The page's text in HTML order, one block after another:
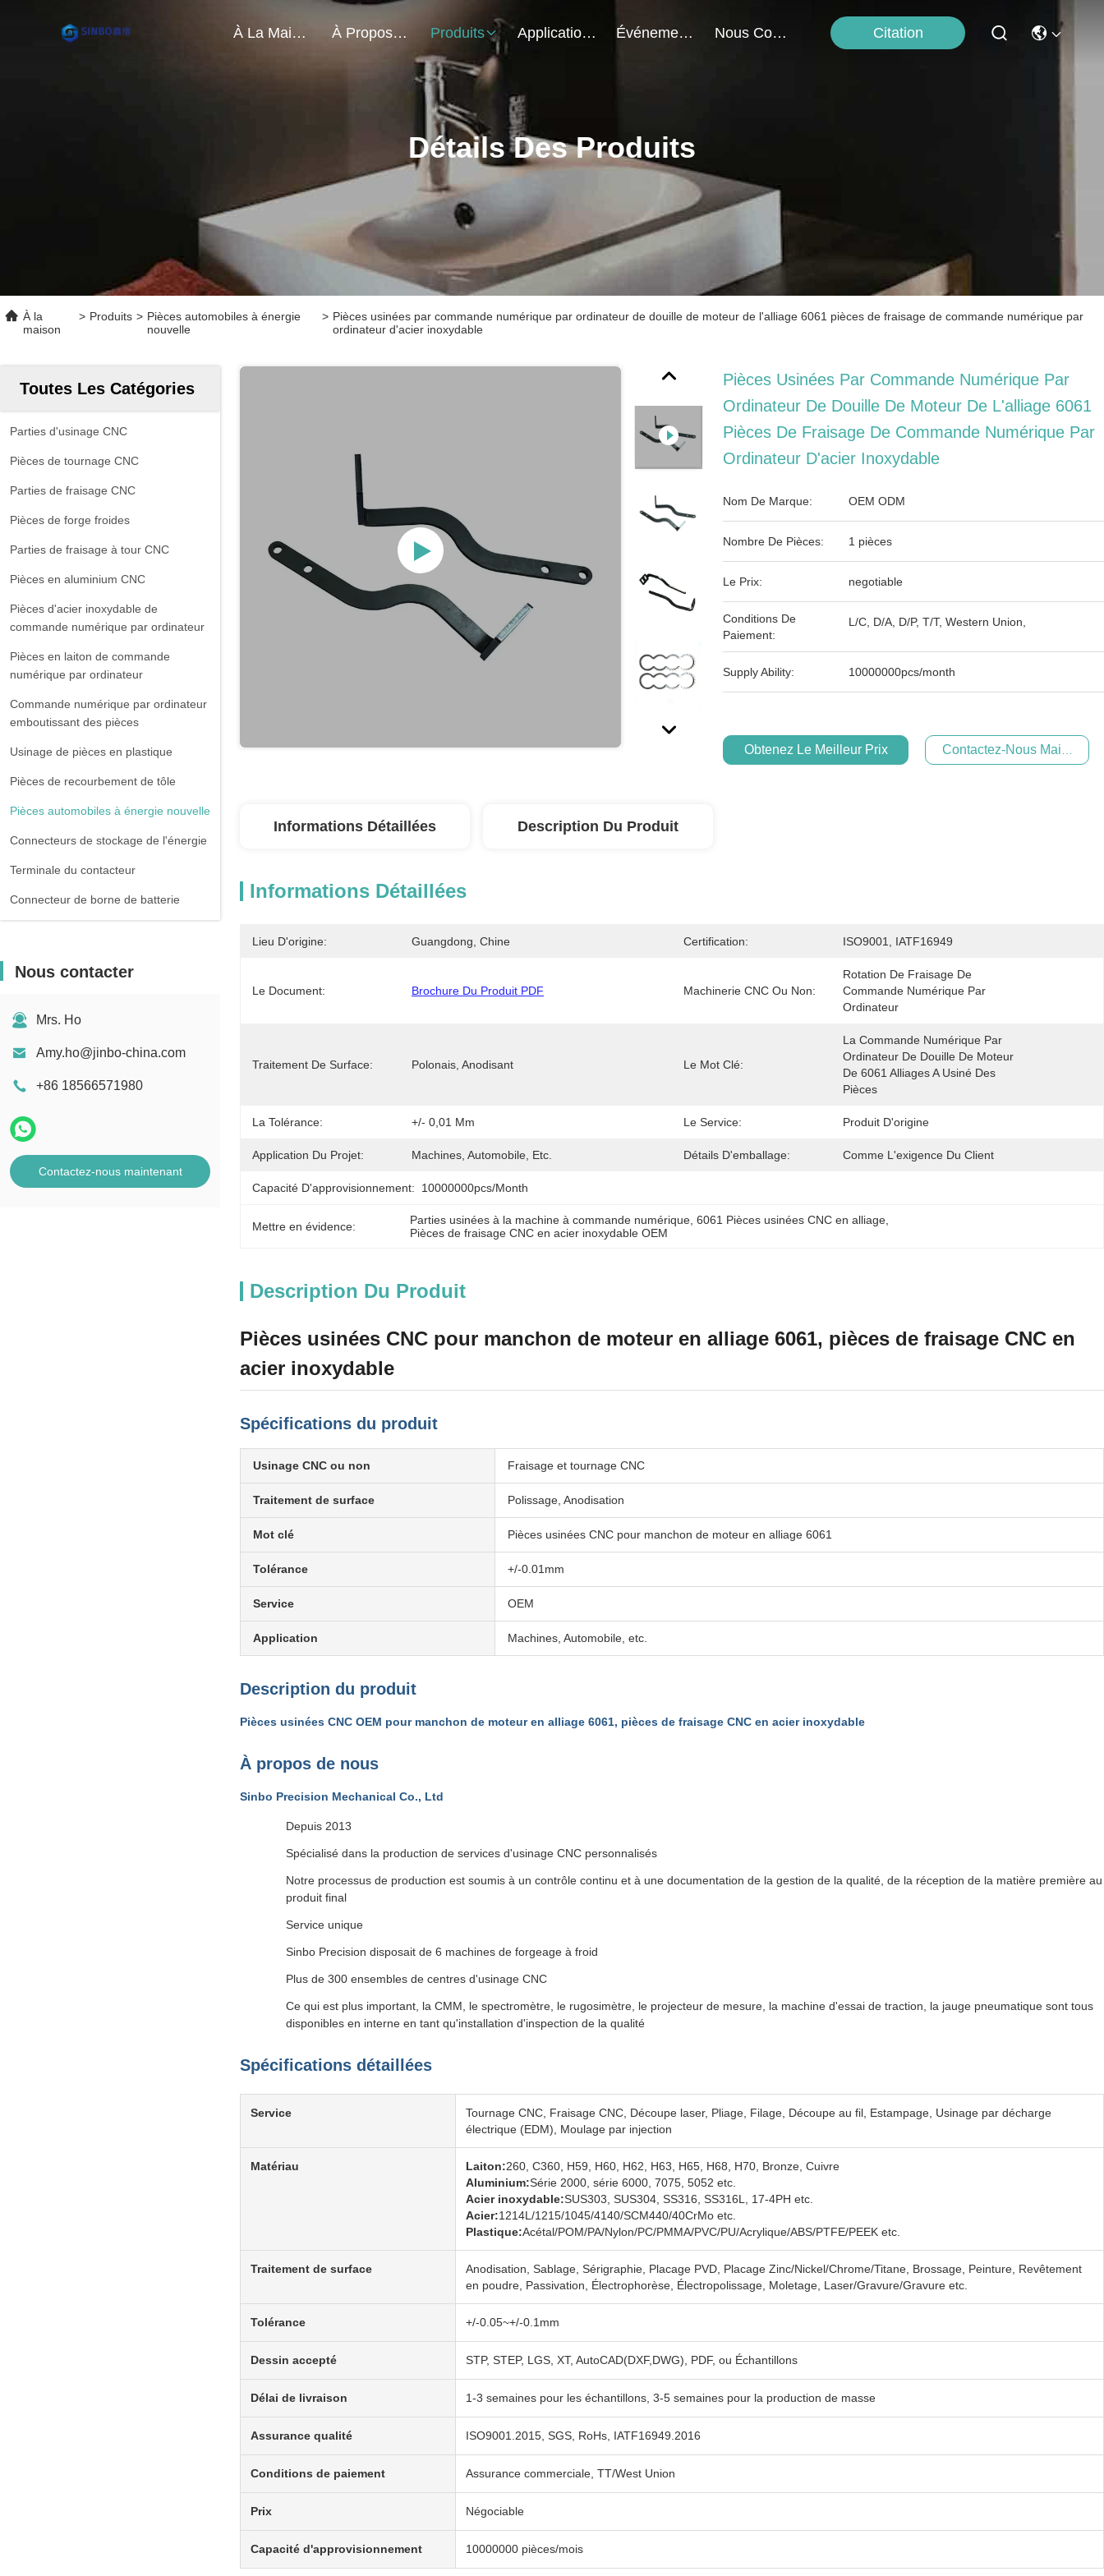
À La Maison À Propos De Nous Produits Application Du Projet Événements Nous Contacter Citation
Détails Des Produits
À la
maison
> Produits > Pièces automobiles à énergie
nouvelle
> Pièces usinées par commande numérique par ordinateur de douille de moteur de l'alliage 6061 pièces de fraisage de commande numérique par
ordinateur d'acier inoxydable
Toutes Les Catégories
Parties d'usinage CNC
Pièces de tournage CNC
Parties de fraisage CNC
Pièces de forge froides
Parties de fraisage à tour CNC
Pièces en aluminium CNC
Pièces d'acier inoxydable de
commande numérique par ordinateur
Pièces en laiton de commande
numérique par ordinateur
Commande numérique par ordinateur
emboutissant des pièces
Usinage de pièces en plastique
Pièces de recourbement de tôle
Pièces automobiles à énergie nouvelle
Connecteurs de stockage de l'énergie
Terminale du contacteur
Connecteur de borne de batterie
Nous contacter
Mrs. Ho
Amy.ho@jinbo-china.com
+86 18566571980
Contactez-nous maintenant
Pièces Usinées Par Commande Numérique Par
Ordinateur De Douille De Moteur De L'alliage 6061
Pièces De Fraisage De Commande Numérique Par
Ordinateur D'acier Inoxydable
Nom De Marque: OEM ODM
Nombre De Pièces: 1 pièces
Le Prix: negotiable
Conditions De
Paiement:
L/C, D/A, D/P, T/T, Western Union,
Supply Ability: 10000000pcs/month
Obtenez Le Meilleur Prix Contactez-Nous Maintenant
Informations Détaillées Description Du Produit
Informations Détaillées
Lieu D'origine: Guangdong, Chine Certification: ISO9001, IATF16949
Le Document: Brochure Du Produit PDF Machinerie CNC Ou Non:
Rotation De Fraisage De
Commande Numérique Par
Ordinateur
Traitement De Surface: Polonais, Anodisant Le Mot Clé:
La Commande Numérique Par
Ordinateur De Douille De Moteur
De 6061 Alliages A Usiné Des
Pièces
La Tolérance: +/- 0,01 Mm Le Service: Produit D'origine
Application Du Projet: Machines, Automobile, Etc. Détails D'emballage: Comme L'exigence Du Client
Capacité D'approvisionnement: 10000000pcs/month
Mettre en évidence: Parties usinées à la machine à commande numérique 6061 Pièces usinées CNC en alliage
Pièces de fraisage CNC en acier inoxydable OEM
Description Du Produit
Pièces usinées CNC pour manchon de moteur en alliage 6061, pièces de fraisage CNC en
acier inoxydable
Spécifications du produit
Usinage CNC ou non Fraisage et tournage CNC
Traitement de surface Polissage, Anodisation
Mot clé Pièces usinées CNC pour manchon de moteur en alliage 6061
Tolérance +/-0.01mm
Service OEM
Application Machines, Automobile, etc.
Description du produit
Pièces usinées CNC OEM pour manchon de moteur en alliage 6061, pièces de fraisage CNC en acier inoxydable
À propos de nous
Sinbo Precision Mechanical Co., Ltd
Depuis 2013
Spécialisé dans la production de services d'usinage CNC personnalisés
Notre processus de production est soumis à un contrôle continu et à une documentation de la gestion de la qualité, de la réception de la matière première au
produit final
Service unique
Sinbo Precision disposait de 6 machines de forgeage à froid
Plus de 300 ensembles de centres d'usinage CNC
Ce qui est plus important, la CMM, le spectromètre, le rugosimètre, le projecteur de mesure, la machine d'essai de traction, la jauge pneumatique sont tous
disponibles en interne en tant qu'installation d'inspection de la qualité
Spécifications détaillées
Service
Tournage CNC, Fraisage CNC, Découpe laser, Pliage, Filage, Découpe au fil, Estampage, Usinage par décharge
électrique (EDM), Moulage par injection
Matériau Laiton:260, C360, H59, H60, H62, H63, H65, H68, H70, Bronze, Cuivre
Aluminium:Série 2000, série 6000, 7075, 5052 etc.
Acier inoxydable:SUS303, SUS304, SS316, SS316L, 17-4PH etc.
Acier:1214L/1215/1045/4140/SCM440/40CrMo etc.
Plastique:Acétal/POM/PA/Nylon/PC/PMMA/PVC/PU/Acrylique/ABS/PTFE/PEEK etc.
Traitement de surface
Anodisation, Sablage, Sérigraphie, Placage PVD, Placage Zinc/Nickel/Chrome/Titane, Brossage, Peinture, Revêtement
en poudre, Passivation, Électrophorèse, Électropolissage, Moletage, Laser/Gravure/Gravure etc.
Tolérance +/-0.05~+/-0.1mm
Dessin accepté STP, STEP, LGS, XT, AutoCAD(DXF,DWG), PDF, ou Échantillons
Délai de livraison 1-3 semaines pour les échantillons, 3-5 semaines pour la production de masse
Assurance qualité ISO9001.2015, SGS, RoHs, IATF16949.2016
Conditions de paiement Assurance commerciale, TT/West Union
Prix Négociable
Capacité d'approvisionnement 10000000 pièces/mois